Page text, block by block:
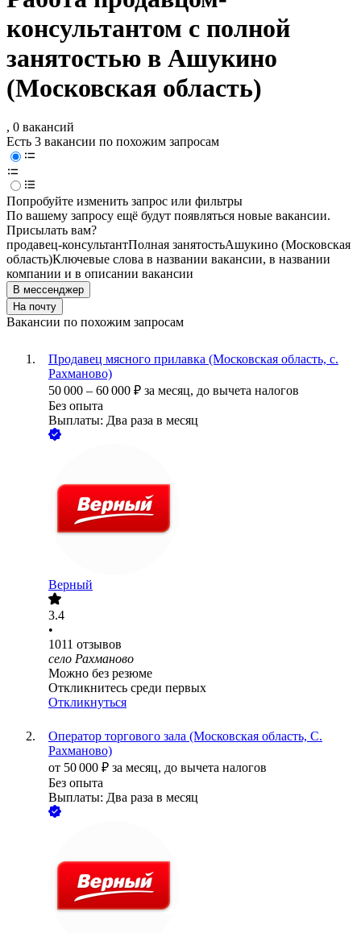
консультантом с полной
занятостью в Ашукино
(Московская область)
, 0 вакансий
Есть 3 вакансии по похожим запросам
Попробуйте изменить запрос или фильтры
По вашему запросу ещё будут появляться новые вакансии.
Присылать вам?
продавец-консультантПолная занятостьАшукино (Московская
область)Ключевые слова в названии вакансии, в названии
компании и в описании вакансии
В мессенджер
На почту
Вакансии по похожим запросам
Продавец мясного прилавка (Московская область, с.
Рахманово)
50 000 – 60 000 ₽ за месяц, до вычета налогов
Без опыта
Выплаты: Два раза в месяц
Верный
3.4
•
1011 отзывов
село Рахманово
Можно без резюме
Откликнитесь среди первых
Откликнуться
Оператор торгового зала (Московская область, С.
Рахманово)
от 50 000 ₽ за месяц, до вычета налогов
Без опыта
Выплаты: Два раза в месяц